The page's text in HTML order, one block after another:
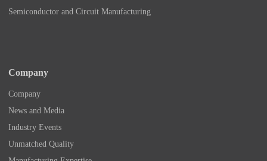
Semiconductor and Circuit Manufacturing
Company
Company
News and Media
Industry Events
Unmatched Quality